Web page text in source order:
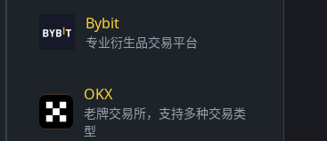
Bybit
专业衍生品交易平台
OKX
老牌交易所，支持多种交易类
型